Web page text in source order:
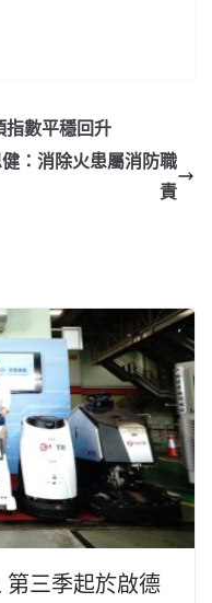
指數平穩回升
：消除火患屬消防職
責
三季起於啟德